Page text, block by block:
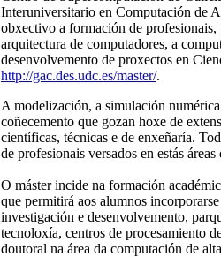
Interuniversitario en Computación de
obxectivo a formación de
arquitectura de computadores, a
desenvolvemento de proxectos en
http://gac.des.udc.es/master/.
A modelización, a simulación
coñecemento que gozan hoxe de
científicas, técnicas e de enxeñaría.
de profesionais versados en estás
O máster incide na formación
que permitirá aos alumnos
investigación e desenvolvemento,
tecnoloxía, centros de procesamiento
doutoral na área da computación de